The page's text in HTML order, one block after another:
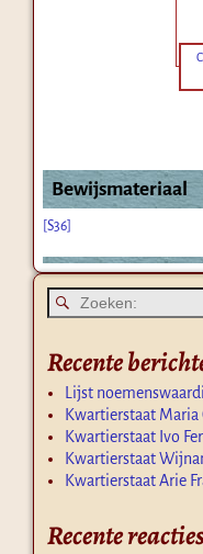
Bewijsmateriaal
[S36]
Recente
Lijst
Kwartierstaat Maria
Kwartierstaat Ivo
Kwartierstaat
Kwartierstaat Arie
Recente